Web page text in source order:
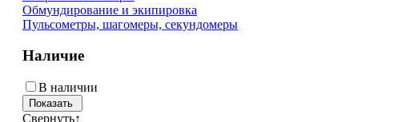
Обмундирование и экипировка
Пульсометры, шагомеры, секундомеры
Наличие
В наличии
Свернуть↑